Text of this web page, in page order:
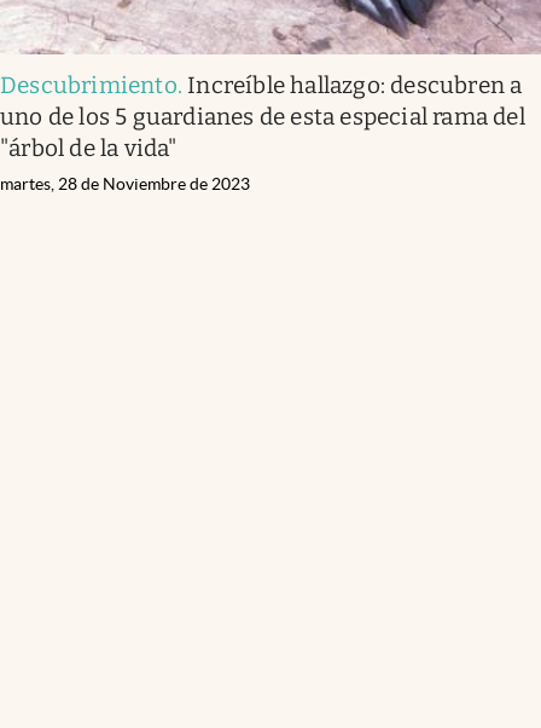
Descubrimiento. Increíble hallazgo: descubren a
uno de los 5 guardianes de esta especial rama del
"árbol de la vida"
martes, 28 de Noviembre de 2023